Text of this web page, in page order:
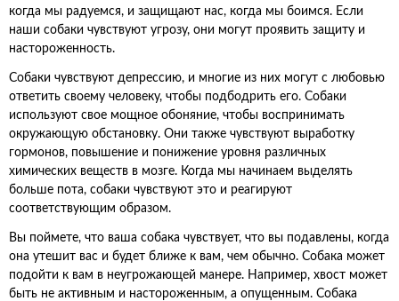
когда мы радуемся, и защищают нас, когда мы боимся. Если
наши собаки чувствуют угрозу, они могут проявить защиту и
настороженность.
Собаки чувствуют депрессию, и многие из них могут с любовью
ответить своему человеку, чтобы подбодрить его. Собаки
используют свое мощное обоняние, чтобы воспринимать
окружающую обстановку. Они также чувствуют выработку
гормонов, повышение и понижение уровня различных
химических веществ в мозге. Когда мы начинаем выделять
больше пота, собаки чувствуют это и реагируют
соответствующим образом.
Вы поймете, что ваша собака чувствует, что вы подавлены, когда
она утешит вас и будет ближе к вам, чем обычно. Собака может
подойти к вам в неугрожающей манере. Например, хвост может
быть не активным и настороженным, а опущенным. Собака